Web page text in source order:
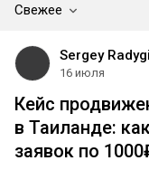
Свежее
Sergey
16 июля
Кейс
в Таиланде:
заявок по